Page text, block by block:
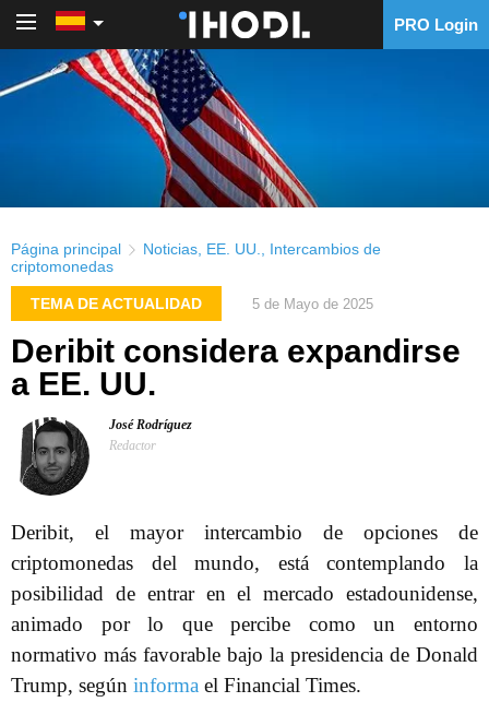
PRO Login
Página principal Noticias EE. UU.
Intercambios de
criptomonedas
TEMA DE ACTUALIDAD 5 de Mayo de 2025
Deribit considera expandirse
a EE. UU.
José Rodríguez
Redactor
Deribit, el mayor intercambio de opciones de
criptomonedas del mundo, está contemplando la
posibilidad de entrar en el mercado estadounidense,
animado por lo que percibe como un entorno
normativo más favorable bajo la presidencia de Donald
Trump, según informa el Financial Times.